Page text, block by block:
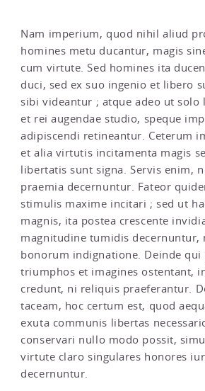
Nam imperium, quod nihil aliud
homines metu ducantur, magis
cum virtute. Sed homines ita
duci, sed ex suo ingenio et libero
sibi videantur ; atque adeo ut solo
et rei augendae studio, speque
adipiscendi retineantur. Ceterum
et alia virtutis incitamenta magis
libertatis sunt signa. Servis enim,
praemia decernuntur. Fateor
stimulis maxime incitari ; sed ut
magnis, ita postea crescente
magnitudine tumidis decernuntur,
bonorum indignatione. Deinde qui
triumphos et imagines ostentant,
credunt, ni reliquis praeferantur.
taceam, hoc certum est, quod
exuta communis libertas
conservari nullo modo possit,
virtute claro singulares honores
decernuntur.